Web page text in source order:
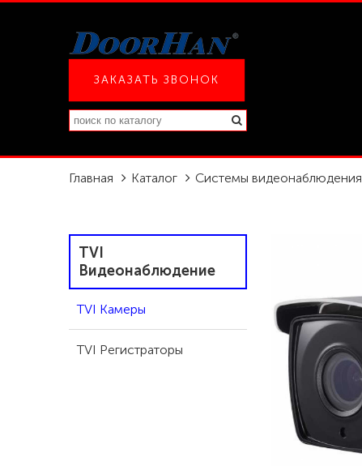
ЗАКАЗАТЬ ЗВОНОК
Главная Каталог Системы видеонаблюдения
TVI
Видеонаблюдение
TVI Камеры
TVI Регистраторы